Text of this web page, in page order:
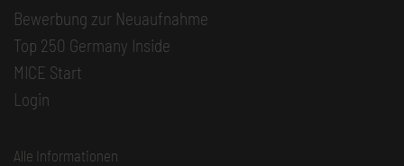
Bewerbung zur Neuaufnahme
Top 250 Germany Inside
MICE Start
Login
Alle Informationen